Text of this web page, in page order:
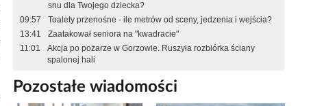
snu dla Twojego dziecka?
09:57
Toalety przenośne - ile metrów od sceny, jedzenia i wejścia?
13:41
Zaatakował seniora na "kwadracie"
11:01
Akcja po pożarze w Gorzowie. Ruszyła rozbiórka ściany
spalonej hali
Pozostałe wiadomości